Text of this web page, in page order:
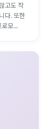
고도 작
다. 또한
모...